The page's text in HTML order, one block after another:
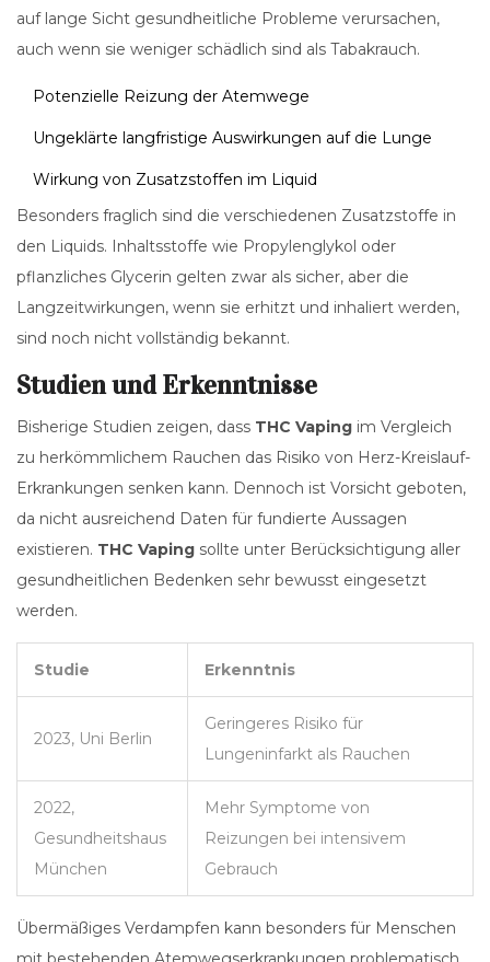
auf lange Sicht gesundheitliche Probleme verursachen,
auch wenn sie weniger schädlich sind als Tabakrauch.
Potenzielle Reizung der Atemwege
Ungeklärte langfristige Auswirkungen auf die Lunge
Wirkung von Zusatzstoffen im Liquid
Besonders fraglich sind die verschiedenen Zusatzstoffe in
den Liquids. Inhaltsstoffe wie Propylenglykol oder
pflanzliches Glycerin gelten zwar als sicher, aber die
Langzeitwirkungen, wenn sie erhitzt und inhaliert werden,
sind noch nicht vollständig bekannt.
Studien und Erkenntnisse
Bisherige Studien zeigen, dass THC Vaping im Vergleich
zu herkömmlichem Rauchen das Risiko von Herz-Kreislauf-
Erkrankungen senken kann. Dennoch ist Vorsicht geboten,
da nicht ausreichend Daten für fundierte Aussagen
existieren. THC Vaping sollte unter Berücksichtigung aller
gesundheitlichen Bedenken sehr bewusst eingesetzt
werden.
Studie Erkenntnis
2023, Uni Berlin
Geringeres Risiko für
Lungeninfarkt als Rauchen
2022,
Gesundheitshaus
München
Mehr Symptome von
Reizungen bei intensivem
Gebrauch
Übermäßiges Verdampfen kann besonders für Menschen